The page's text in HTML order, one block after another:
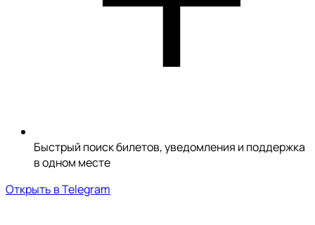
Быстрый поиск билетов, уведомления и поддержка
в одном месте
Открыть в Telegram